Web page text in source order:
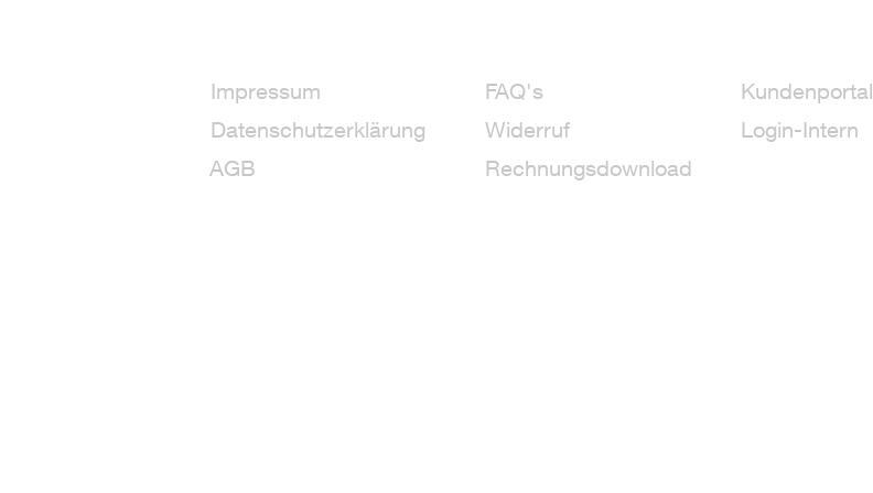
Impressum
Datenschutzerklärung
AGB
FAQ's
Widerruf
Rechnungsdownload
Kundenportal
Login-Intern